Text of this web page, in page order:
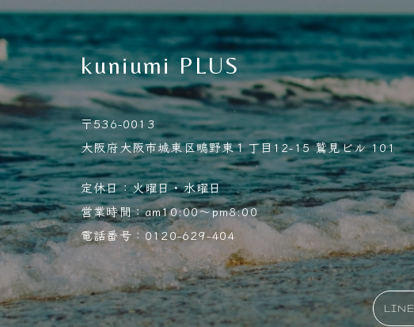
kuniumi PLUS
〒536-0013
大阪府大阪市城東区鴫野東１丁目12-15 鷲見ビル 101
定休日：火曜日・水曜日
営業時間：am10:00～pm8:00
電話番号：0120-629-404
LINE